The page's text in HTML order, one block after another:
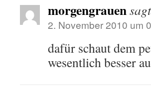
morgengrauen
2. November 2010 um
dafür schaut dem
wesentlich besser